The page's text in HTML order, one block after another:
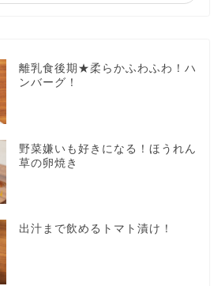
離乳食後期★柔らかふわふわ！ハ
ンバーグ！
野菜嫌いも好きになる！ほうれん
草の卵焼き
出汁まで飲めるトマト漬け！